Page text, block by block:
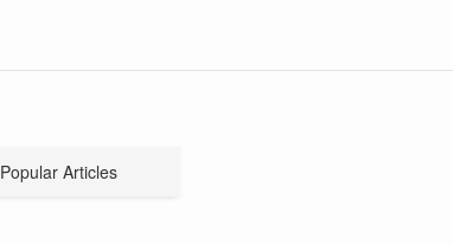
Popular Articles